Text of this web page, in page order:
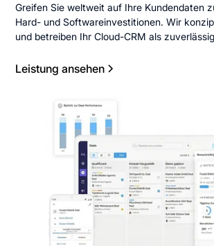
Greifen Sie weltweit auf Ihre Kundendaten
Hard- und Softwareinvestitionen. Wir
und betreiben Ihr Cloud-CRM als
Leistung ansehen